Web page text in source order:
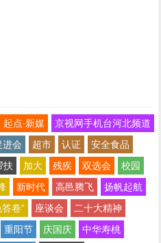
起点∙新媒
京视网手机台河北频道
进会 超市 认证
安全食品
扶 加大 残疾 双选会
校园
新时代 高邑腾飞
扬帆起航
卷”
座谈会
二十大精神
重阳节 庆国庆
中华寿桃